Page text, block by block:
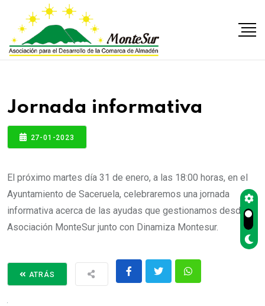
Jornada informativa
27-01-2023
El próximo martes día 31 de enero, a las 18:00 horas, en el
Ayuntamiento de Saceruela, celebraremos una jornada
informativa acerca de las ayudas que gestionamos desde la
Asociación MonteSur junto con Dinamiza Montesur.
ATRÁS